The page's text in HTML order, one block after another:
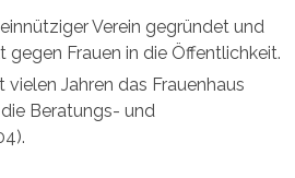
Verein gegründet und
Frauen in die Öffentlichkeit.
vielen Jahren das Frauenhaus
Beratungs- und